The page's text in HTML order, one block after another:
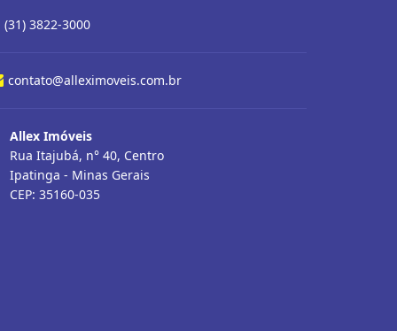
(31) 3822-3000
contato@alleximoveis.com.br
Allex Imóveis
Rua Itajubá, n° 40, Centro
Ipatinga - Minas Gerais
CEP: 35160-035